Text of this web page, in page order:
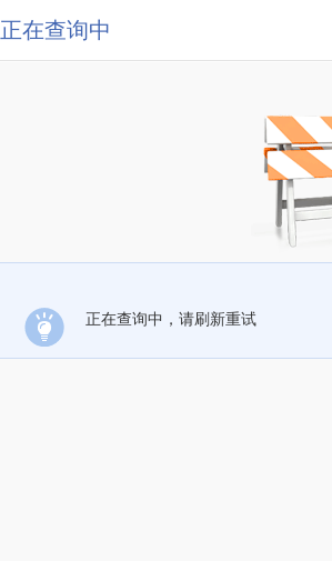
正在查询中
正在查询中，请刷新重试